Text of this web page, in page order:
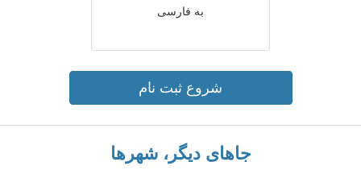
به فارسی
شروع ثبت نام
جاهای دیگر، شهرها